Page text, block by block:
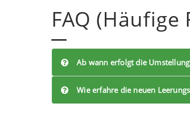
FAQ (Häufige
Ab wann erfolgt die
Wie erfahre die neuen